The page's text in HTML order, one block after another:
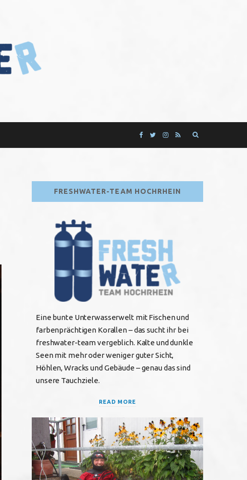
F
o
o
k
T
e
r
I
g
r
a
m
R
FRESHWATER-TEAM HOCHRHEIN
Eine bunte Unterwasserwelt mit Fischen und
farbenprächtigen Korallen – das sucht ihr bei
freshwater-team vergeblich. Kalte und dunkle
Seen mit mehr oder weniger guter Sicht,
Höhlen, Wracks und Gebäude – genau das sind
unsere Tauchziele.
READ MORE